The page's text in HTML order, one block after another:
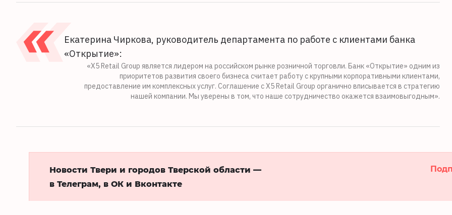
Екатерина Чиркова, руководитель департамента по работе с клиентами банка
«Открытие»:
«Х5 Retail Group является лидером на российском рынке розничной торговли. Банк «Открытие» одним из
приоритетов развития своего бизнеса считает работу с крупными корпоративными клиентами,
предоставление им комплексных услуг. Соглашение с Х5 Retail Group органично вписывается в стратегию
нашей компании. Мы уверены в том, что наше сотрудничество окажется взаимовыгодным».
Новости Твери и городов Тверской области —
в Телеграм, в ОК и Вконтакте